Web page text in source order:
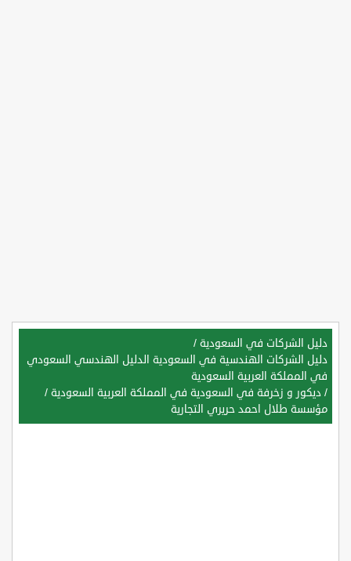
دليل الشركات في السعودية /
دليل الشركات الهندسية في السعودية الدليل الهندسي السعودي
في المملكة العربية السعودية
/ ديكور و زخرفة في السعودية في المملكة العربية السعودية /
مؤسسة طلال احمد حريري التجارية